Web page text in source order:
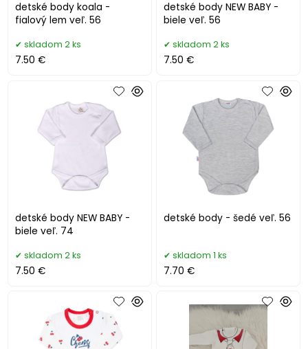
detské body koala -
fialový lem veľ. 56
skladom 2 ks
7.50 €
detské body NEW BABY -
biele veľ. 56
skladom 2 ks
7.50 €
detské body NEW BABY -
biele veľ. 74
skladom 2 ks
7.50 €
detské body - šedé veľ. 56
skladom 1 ks
7.70 €